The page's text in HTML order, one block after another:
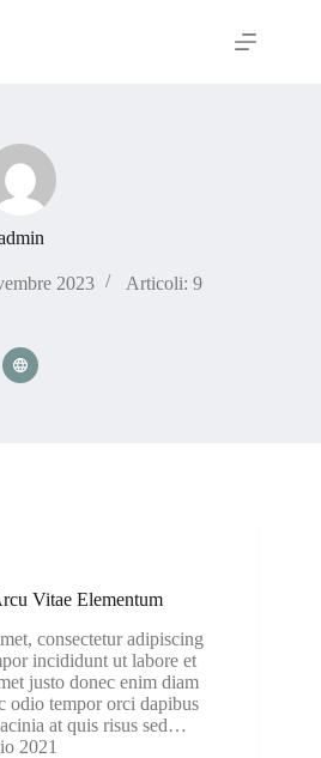
2023 Articoli: 9
Vitae Elementum
consectetur adipiscing
incididunt ut labore et
justo donec enim diam
odio tempor orci dapibus
at quis risus sed…
2021